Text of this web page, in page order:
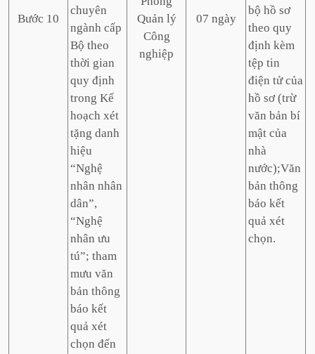
Bước 10
chuyên
ngành cấp
Bộ theo
thời gian
quy định
trong Kế
hoạch xét
tặng danh
hiệu
“Nghệ
nhân nhân
dân”,
“Nghệ
nhân ưu
tú”; tham
mưu văn
bản thông
báo kết
quả xét
chọn đến
Quản lý
Công
nghiệp
07 ngày
bộ hồ sơ
theo quy
định kèm
tệp tin
điện tử của
hồ sơ (trừ
văn bản bí
mật của
nhà
nước);Văn
bản thông
báo kết
quả xét
chọn.